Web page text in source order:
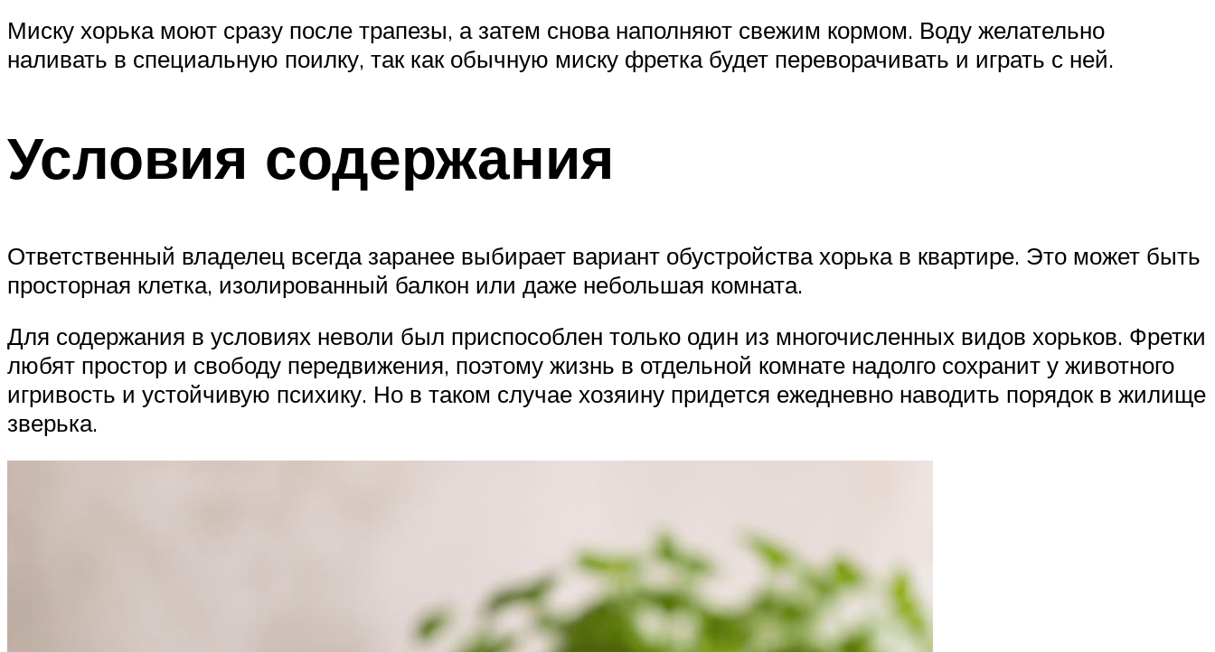
Миску хорька моют сразу после трапезы, а затем снова наполняют свежим кормом. Воду желательно
наливать в специальную поилку, так как обычную миску фретка будет переворачивать и играть с ней.
Условия содержания
Ответственный владелец всегда заранее выбирает вариант обустройства хорька в квартире. Это может быть
просторная клетка, изолированный балкон или даже небольшая комната.
Для содержания в условиях неволи был приспособлен только один из многочисленных видов хорьков. Фретки
любят простор и свободу передвижения, поэтому жизнь в отдельной комнате надолго сохранит у животного
игривость и устойчивую психику. Но в таком случае хозяину придется ежедневно наводить порядок в жилище
зверька.